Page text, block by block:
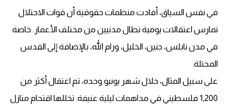
في نفس السياق، أفادت منظمات حقوقية أن قوات الاحتلال
تمارس اعتقالات يومية تطال مدنيين من مختلف الأعمار. خاصة
في مدن نابلس، جنين، الخليل، ورام الله، بالإضافة إلى القدس
المحتلة.
على سبيل المثال، خلال شهر يونيو وحده، تم اعتقال أكثر من
1,200 فلسطيني في مداهمات ليلية عنيفة. تخللها اقتحام منازل